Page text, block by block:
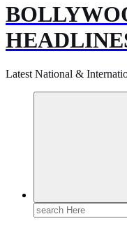
Latest National &
Search
for: